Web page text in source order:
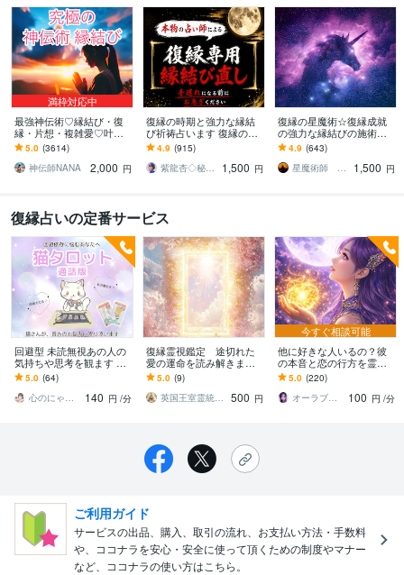
満枠対応中
最強神伝術♡縁結び・復
縁・片想・複雑愛♡叶え
ます 片想い・復縁・結
婚・金運等、様々なご縁
を結び幸せへと導きます
5.0 (3614)
神伝師NANA
2,000 円
復縁の時期と強力な縁結
び祈祷占います 復縁の時
期を霊視し、早めるアド
バイス、強力な縁結び祈
祷。
4.9 (915)
紫龍杏◇秘伝の縁結び祈祷師
1,500 円
復縁の星魔術☆復縁成就
の強力な縁結びの施術を
します 【依頼500件以
上】守護星が復縁を成就
させます。
4.9 (643)
星魔術師 希空（ノア）
1,500 円
復縁占いの定番サービス
回避型 未読無視あの人の
気持ちや思考を観ます あ
の人との今後、復縁の可
能性 いま気になる未来を
読み解きます
5.0 (64)
心のにゃん友 ゆかこ【うつ・復縁相談】
140 円 /分
復縁霊視鑑定 途切れた
愛の運命を読み解きます
離れた愛の未来を霊視
し、絆を取り戻す導きを
【初回限定価格】
5.0 (9)
英国王室霊統の結び手 SUMIRE
500 円
今すぐ相談可能
他に好きな人いるの？彼
の本音と恋の行方を霊視
します 音信不通・距離を
置かれた理由✴彼の本音✴
復縁の可能性を鑑定
5.0 (220)
オーラブルーム鑑定✳︎凜々花
100 円 /分
ご利用ガイド
サービスの出品、購入、取引の流れ、お支払い方法・手数料
や、ココナラを安心・安全に使って頂くための制度やマナー
など、ココナラの使い方はこちら。